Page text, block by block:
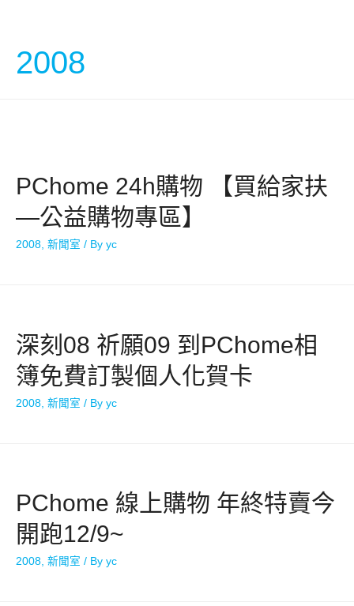
2008
PChome 24h購物 【買給家扶
—公益購物專區】
2008 新聞室 / By yc
深刻08 祈願09 到PChome相
簿免費訂製個人化賀卡
2008 新聞室 / By yc
PChome 線上購物 年終特賣今
開跑12/9~
2008, 新聞室 / By yc